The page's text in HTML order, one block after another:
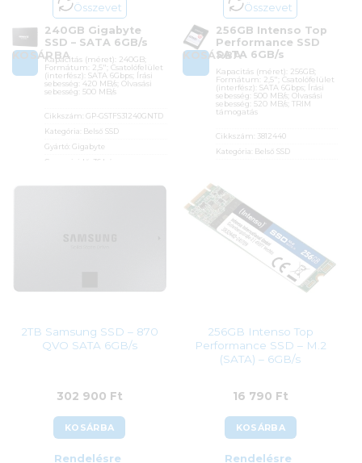
Összevet
KOSÁRBA
240GB Gigabyte
SSD – SATA 6GB/s
Kapacitás (méret): 240GB;
Formátum: 2,5″; Csatolófelület
(interfész): SATA 6Gbps; Írási
sebesség: 420 MB/s; Olvasási
sebesség: 500 MB/s
Cikkszám:GP-GSTFS31240GNTD
Kategória:
Belső SSD
Gyártó:Gigabyte
Garanciaidő: 36 hónap
Összevet
KOSÁRBA
256GB Intenso Top
Performance SSD
SATA 6GB/s
Kapacitás (méret): 256GB;
Formátum: 2,5″; Csatolófelület
(interfész): SATA 6Gbps; Írási
sebesség: 500 MB/s; Olvasási
sebesség: 520 MB/s; TRIM
támogatás
Cikkszám: 3812440
Kategória:
Belső SSD
ÁFA:27%
Azonosító:34889
18 990Ft
2TB Samsung SSD – 870
QVO SATA 6GB/s
302 900 Ft
KOSÁRBA
Rendelésre
256GB Intenso Top
Performance SSD – M.2
(SATA) – 6GB/s
16 790 Ft
KOSÁRBA
Rendelésre